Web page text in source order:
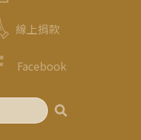
線上捐款
Facebook